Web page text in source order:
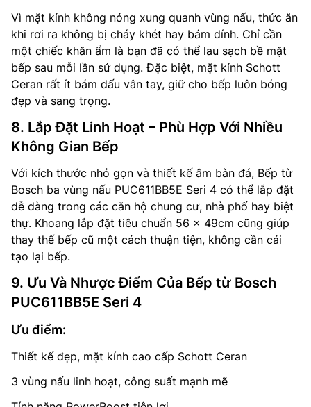
Vì mặt kính không nóng xung quanh vùng nấu, thức ăn
khi rơi ra không bị cháy khét hay bám dính. Chỉ cần
một chiếc khăn ẩm là bạn đã có thể lau sạch bề mặt
bếp sau mỗi lần sử dụng. Đặc biệt, mặt kính Schott
Ceran rất ít bám dấu vân tay, giữ cho bếp luôn bóng
đẹp và sang trọng.
8. Lắp Đặt Linh Hoạt – Phù Hợp Với Nhiều
Không Gian Bếp
Với kích thước nhỏ gọn và thiết kế âm bàn đá, Bếp từ
Bosch ba vùng nấu PUC611BB5E Seri 4 có thể lắp đặt
dễ dàng trong các căn hộ chung cư, nhà phố hay biệt
thự. Khoang lắp đặt tiêu chuẩn 56 x 49cm cũng giúp
thay thế bếp cũ một cách thuận tiện, không cần cải
tạo lại bếp.
9. Ưu Và Nhược Điểm Của Bếp từ Bosch
PUC611BB5E Seri 4
Ưu điểm:
Thiết kế đẹp, mặt kính cao cấp Schott Ceran
3 vùng nấu linh hoạt, công suất mạnh mẽ